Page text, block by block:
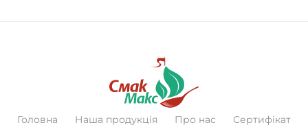
Головна Наша продукція Про нас Сертифікат